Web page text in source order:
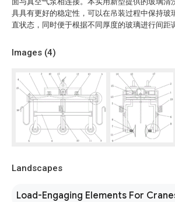
具具有更好的稳定性，可以在吊装过程中保持玻
直状态，同时便于根据不同厚度的玻璃进行间距
Images (4)
Landscapes
Load-Engaging Elements For